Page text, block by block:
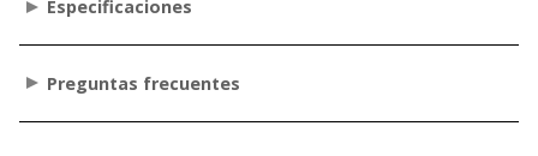
Especificaciones
Preguntas frecuentes